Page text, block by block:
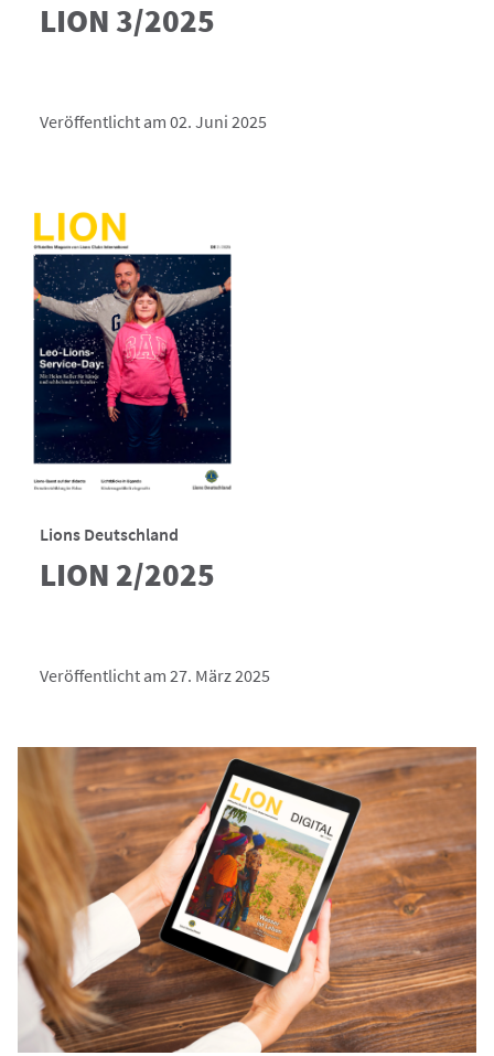
LION 3/2025
Veröffentlicht am 02. Juni 2025
Lions Deutschland
LION 2/2025
Veröffentlicht am 27. März 2025